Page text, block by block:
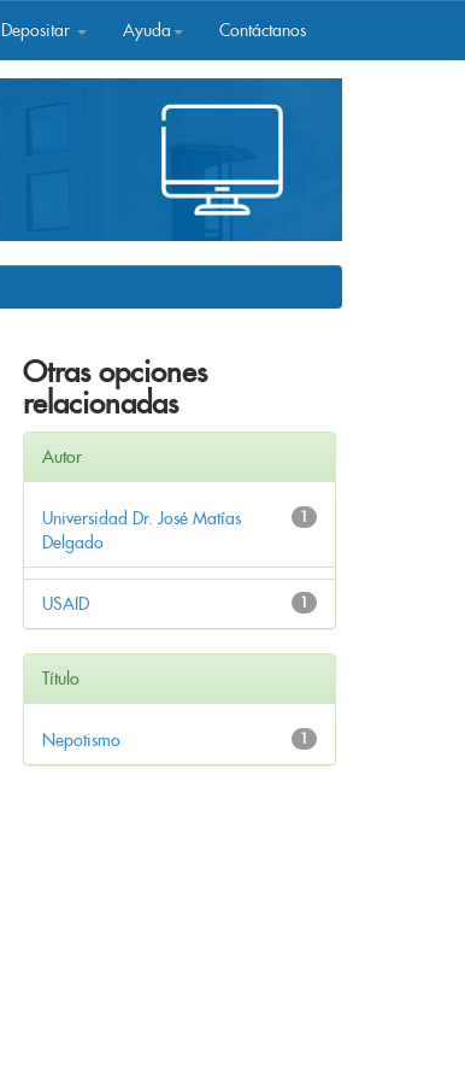
Depositar Ayuda Contáctanos
Otras opciones
relacionadas
Autor
1
Universidad Dr. José Matías
Delgado
1
USAID
Título
1
Nepotismo